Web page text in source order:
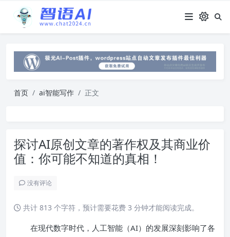
首页 ai智能写作 正文
探讨AI原创文章的著作权及其商业价
值：你可能不知道的真相！
没有评论
共计 813 个字符，预计需要花费 3 分钟才能阅读完成。
在现代数字时代，人工智能（AI）的发展深刻影响了各